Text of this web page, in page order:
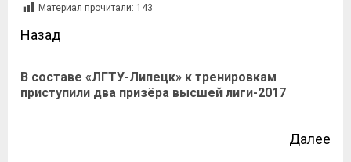
Материал прочитали: 143
Назад
В составе «ЛГТУ-Липецк» к тренировкам
приступили два призёра высшей лиги-2017
Далее